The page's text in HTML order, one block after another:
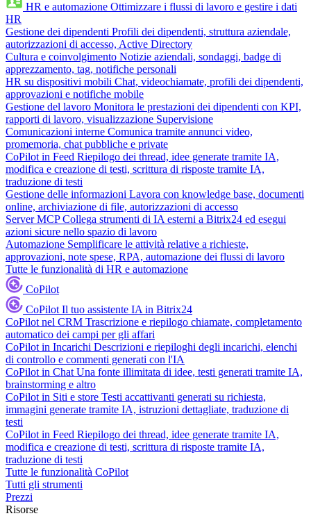
HR e automazione Ottimizzare i flussi di lavoro e gestire i dati
HR
Gestione dei dipendenti Profili dei dipendenti, struttura aziendale,
autorizzazioni di accesso, Active Directory
Cultura e coinvolgimento Notizie aziendali, sondaggi, badge di
apprezzamento, tag, notifiche personali
HR su dispositivi mobili Chat, videochiamate, profili dei dipendenti,
approvazioni e notifiche mobile
Gestione del lavoro Monitora le prestazioni dei dipendenti con KPI,
rapporti di lavoro, visualizzazione Supervisione
Comunicazioni interne Comunica tramite annunci video,
promemoria, chat pubbliche e private
CoPilot in Feed Riepilogo dei thread, idee generate tramite IA,
modifica e creazione di testi, scrittura di risposte tramite IA,
traduzione di testi
Gestione delle informazioni Lavora con knowledge base, documenti
online, archiviazione di file, autorizzazioni di accesso
Server MCP Collega strumenti di IA esterni a Bitrix24 ed esegui
azioni sicure nello spazio di lavoro
Automazione Semplificare le attività relative a richieste,
approvazioni, note spese, RPA, automazione dei flussi di lavoro
Tutte le funzionalità di HR e automazione
CoPilot
CoPilot Il tuo assistente IA in Bitrix24
CoPilot nel CRM Trascrizione e riepilogo chiamate, completamento
automatico dei campi per gli affari
CoPilot in Incarichi Descrizioni e riepiloghi degli incarichi, elenchi
di controllo e commenti generati con l'IA
CoPilot in Chat Una fonte illimitata di idee, testi generati tramite IA,
brainstorming e altro
CoPilot in Siti e store Testi accattivanti generati su richiesta,
immagini generate tramite IA, istruzioni dettagliate, traduzione di
testi
CoPilot in Feed Riepilogo dei thread, idee generate tramite IA,
modifica e creazione di testi, scrittura di risposte tramite IA,
traduzione di testi
Tutte le funzionalità CoPilot
Tutti gli strumenti
Prezzi
Risorse